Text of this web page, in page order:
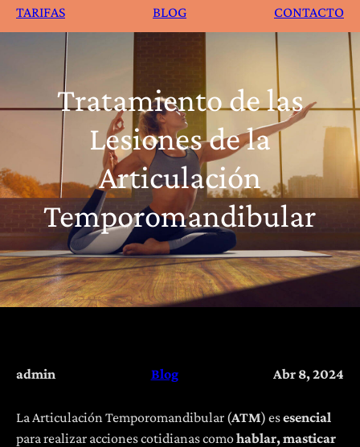
TARIFAS
BLOG CONTACTO
Tratamiento de las
Lesiones de la
Articulación
Temporomandibular
admin Blog Abr 8, 2024
La Articulación Temporomandibular (ATM) esesencial
para realizar acciones cotidianas comohablar, masticar